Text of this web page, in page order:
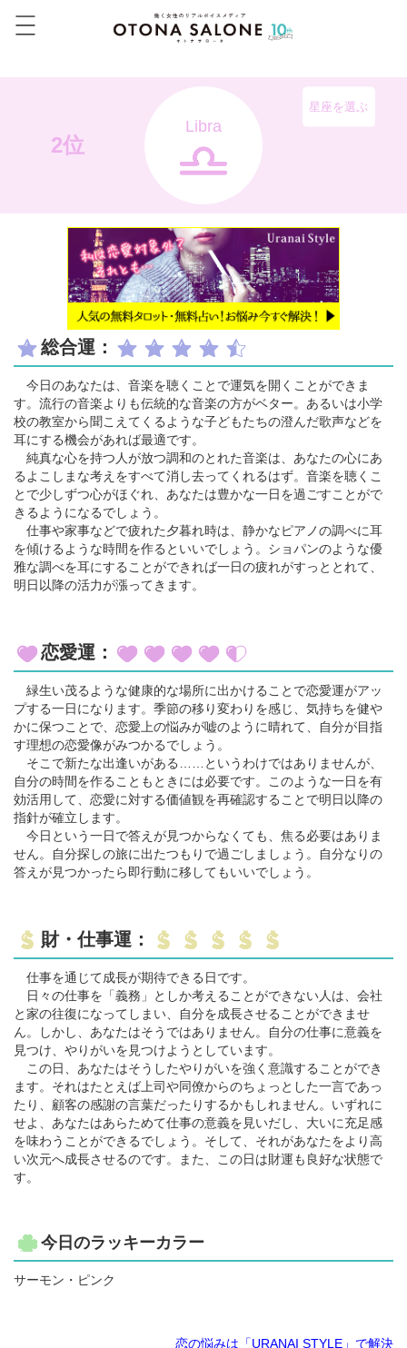
2位
Libra
星座を選ぶ
総合運：
今日のあなたは、音楽を聴くことで運気を開くことができま
す。流行の音楽よりも伝統的な音楽の方がベター。あるいは小学
校の教室から聞こえてくるような子どもたちの澄んだ歌声などを
耳にする機会があれば最適です。
純真な心を持つ人が放つ調和のとれた音楽は、あなたの心にあ
るよこしまな考えをすべて消し去ってくれるはず。音楽を聴くこ
とで少しずつ心がほぐれ、あなたは豊かな一日を過ごすことがで
きるようになるでしょう。
仕事や家事などで疲れた夕暮れ時は、静かなピアノの調べに耳
を傾けるような時間を作るといいでしょう。ショパンのような優
雅な調べを耳にすることができれば一日の疲れがすっととれて、
明日以降の活力が漲ってきます。
恋愛運：
緑生い茂るような健康的な場所に出かけることで恋愛運がアッ
プする一日になります。季節の移り変わりを感じ、気持ちを健や
かに保つことで、恋愛上の悩みが嘘のように晴れて、自分が目指
す理想の恋愛像がみつかるでしょう。
そこで新たな出逢いがある……というわけではありませんが、
自分の時間を作ることもときには必要です。このような一日を有
効活用して、恋愛に対する価値観を再確認することで明日以降の
指針が確立します。
今日という一日で答えが見つからなくても、焦る必要はありま
せん。自分探しの旅に出たつもりで過ごしましょう。自分なりの
答えが見つかったら即行動に移してもいいでしょう。
財・仕事運：
仕事を通じて成長が期待できる日です。
日々の仕事を「義務」としか考えることができない人は、会社
と家の往復になってしまい、自分を成長させることができませ
ん。しかし、あなたはそうではありません。自分の仕事に意義を
見つけ、やりがいを見つけようとしています。
この日、あなたはそうしたやりがいを強く意識することができ
ます。それはたとえば上司や同僚からのちょっとした一言であっ
たり、顧客の感謝の言葉だったりするかもしれません。いずれに
せよ、あなたはあらためて仕事の意義を見いだし、大いに充足感
を味わうことができるでしょう。そして、それがあなたをより高
い次元へ成長させるのです。また、この日は財運も良好な状態で
す。
今日のラッキーカラー
サーモン・ピンク
恋の悩みは「URANAI STYLE」で解決